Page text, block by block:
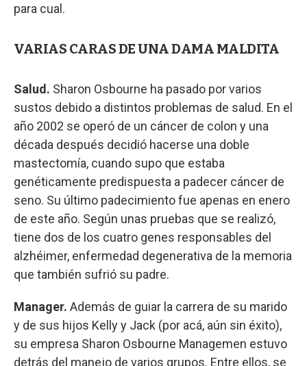
para cual.
VARIAS CARAS DE UNA DAMA MALDITA
Salud. Sharon Osbourne ha pasado por varios
sustos debido a distintos problemas de salud. En el
año 2002 se operó de un cáncer de colon y una
década después decidió hacerse una doble
mastectomía, cuando supo que estaba
genéticamente predispuesta a padecer cáncer de
seno. Su último padecimiento fue apenas en enero
de este año. Según unas pruebas que se realizó,
tiene dos de los cuatro genes responsables del
alzhéimer, enfermedad degenerativa de la memoria
que también sufrió su padre.
Manager. Además de guiar la carrera de su marido
y de sus hijos Kelly y Jack (por acá, aún sin éxito),
su empresa Sharon Osbourne Managemen estuvo
detrás del manejo de varios grupos. Entre ellos, se